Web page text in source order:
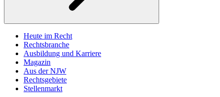
Heute im Recht
Rechtsbranche
Ausbildung und Karriere
Magazin
Aus der NJW
Rechtsgebiete
Stellenmarkt